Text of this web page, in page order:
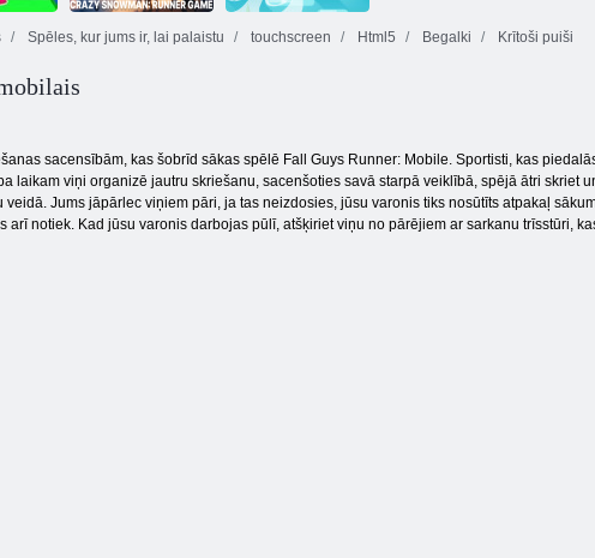
Spēles, kur jums ir, lai palaistu touchscreen Html5 Begalki Krītoši puiši
sacensībām, kas šobrīd sākas spēlē Fall Guys Runner: Mobile. Sportisti, kas
laikam viņi organizē jautru skriešanu, sacenšoties savā starpā veiklībā, spējā ātri skriet
Jums jāpārlec viņiem pāri, ja tas neizdosies, jūsu varonis tiks nosūtīts atpakaļ
notiek. Kad jūsu varonis darbojas pūlī, atšķiriet viņu no pārējiem ar sarkanu trīsstūri,